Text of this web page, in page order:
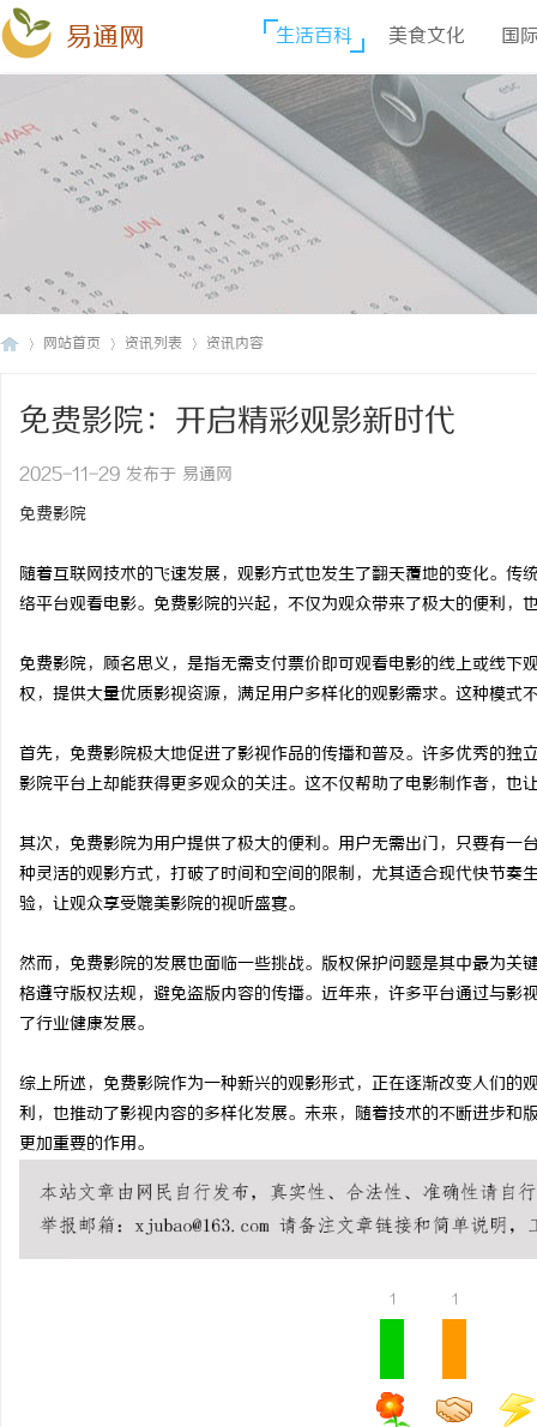
易通网 生活百科 美食文化 国
网站首页 资讯列表 资讯内容
免费影院：开启精彩观影新时代
2025-11-29 发布于 易通网
免费影院
随着互联网技术的飞速发展，观影方式也发生了翻天覆地的变化。
络平台观看电影。免费影院的兴起，不仅为观众带来了极大的便利，
免费影院，顾名思义，是指无需支付票价即可观看电影的线上或线
权，提供大量优质影视资源，满足用户多样化的观影需求。这种模式
首先，免费影院极大地促进了影视作品的传播和普及。许多优秀的
影院平台上却能获得更多观众的关注。这不仅帮助了电影制作者，也
其次，免费影院为用户提供了极大的便利。用户无需出门，只要有
种灵活的观影方式，打破了时间和空间的限制，尤其适合现代快节
验，让观众享受媲美影院的视听盛宴。
然而，免费影院的发展也面临一些挑战。版权保护问题是其中最为
格遵守版权法规，避免盗版内容的传播。近年来，许多平台通过与
了行业健康发展。
综上所述，免费影院作为一种新兴的观影形式，正在逐渐改变人们
利，也推动了影视内容的多样化发展。未来，随着技术的不断进步
更加重要的作用。
1 1
合肥刑事律师：保护您